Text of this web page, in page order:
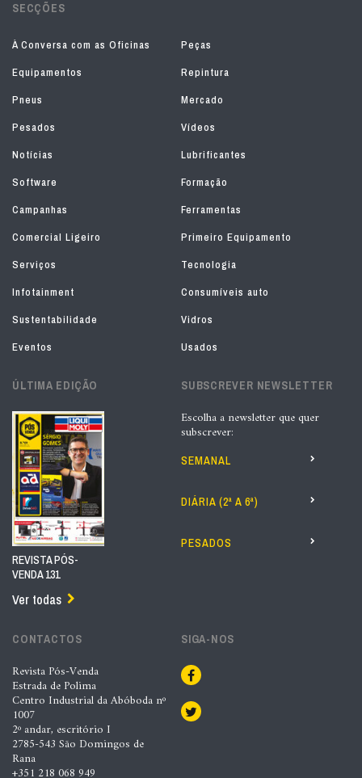
SECÇÕES
À Conversa com as Oficinas
Peças
Equipamentos
Repintura
Pneus
Mercado
Pesados
Vídeos
Notícias
Lubrificantes
Software
Formação
Campanhas
Ferramentas
Comercial Ligeiro
Primeiro Equipamento
Serviços
Tecnologia
Infotainment
Consumíveis auto
Sustentabilidade
Vidros
Eventos
Usados
ÚLTIMA EDIÇÃO
REVISTA PÓS-
VENDA 131
Ver todas
SUBSCREVER NEWSLETTER
Escolha a newsletter que quer
subscrever:
SEMANAL
DIÁRIA (2ª A 6ª)
PESADOS
CONTACTOS
Revista Pós-Venda
Estrada de Polima
Centro Industrial da Abóboda nº
1007
2º andar, escritório I
2785-543 São Domingos de
Rana
+351 218 068 949
SIGA-NOS